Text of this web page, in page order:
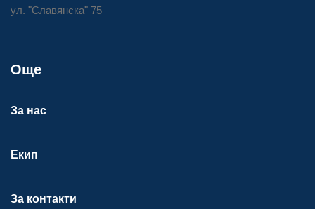
ул. "Славянска" 75
Още
За нас
Екип
За контакти